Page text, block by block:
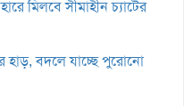
মিলবে সীমাহীন চ্যাটের
হাড়, বদলে যাচ্ছে পুরোনো